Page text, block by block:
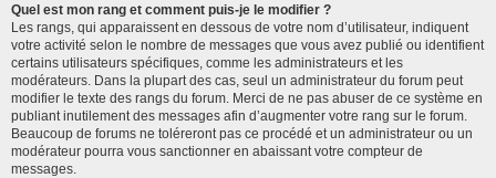
Quel est mon rang et comment puis-je le modifier ?
Les rangs, qui apparaissent en dessous de votre nom d’utilisateur, indiquent
votre activité selon le nombre de messages que vous avez publié ou identifient
certains utilisateurs spécifiques, comme les administrateurs et les
modérateurs. Dans la plupart des cas, seul un administrateur du forum peut
modifier le texte des rangs du forum. Merci de ne pas abuser de ce système en
publiant inutilement des messages afin d’augmenter votre rang sur le forum.
Beaucoup de forums ne toléreront pas ce procédé et un administrateur ou un
modérateur pourra vous sanctionner en abaissant votre compteur de
messages.